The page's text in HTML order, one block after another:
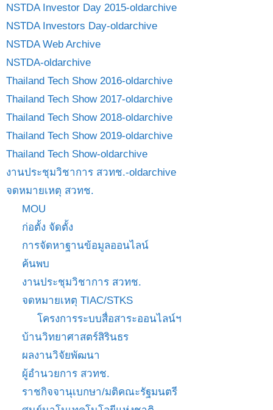
NSTDA Investor Day 2015-oldarchive
NSTDA Investors Day-oldarchive
NSTDA Web Archive
NSTDA-oldarchive
Thailand Tech Show 2016-oldarchive
Thailand Tech Show 2017-oldarchive
Thailand Tech Show 2018-oldarchive
Thailand Tech Show 2019-oldarchive
Thailand Tech Show-oldarchive
งานประชุมวิชาการ สวทช.-oldarchive
จดหมายเหตุ สวทช.
MOU
ก่อตั้ง จัดตั้ง
การจัดหาฐานข้อมูลออนไลน์
ค้นพบ
งานประชุมวิชาการ สวทช.
จดหมายเหตุ TIAC/STKS
โครงการระบบสื่อสาระออนไลน์ฯ
บ้านวิทยาศาสตร์สิรินธร
ผลงานวิจัยพัฒนา
ผู้อำนวยการ สวทช.
ราชกิจจานุเบกษา/มติคณะรัฐมนตรี